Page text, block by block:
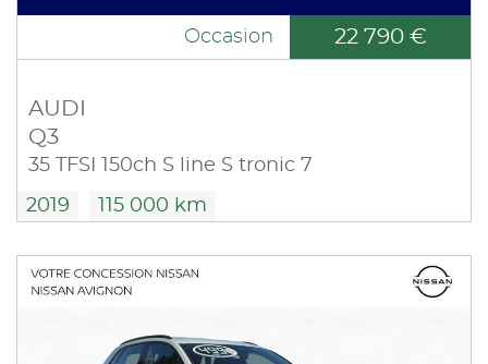
Occasion 22 790 €
AUDI
Q3
35 TFSI 150ch S line S tronic 7
2019 115 000 km